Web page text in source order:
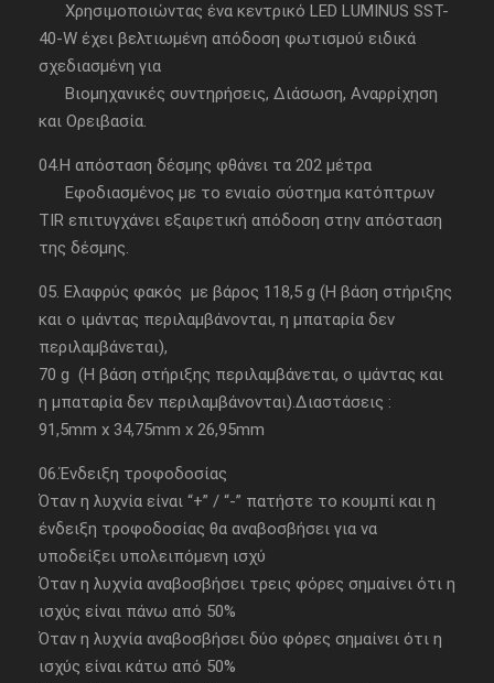
Χρησιμοποιώντας ένα κεντρικό LED LUMINUS SST-
40-W έχει βελτιωμένη απόδοση φωτισμού ειδικά
σχεδιασμένη για
Βιομηχανικές συντηρήσεις, Διάσωση, Αναρρίχηση
και Ορειβασία.
04.Η απόσταση δέσμης φθάνει τα 202 μέτρα
Εφοδιασμένος με το ενιαίο σύστημα κατόπτρων
TIR επιτυγχάνει εξαιρετική απόδοση στην απόσταση
της δέσμης.
05. Ελαφρύς φακός με βάρος 118,5 g (Η βάση στήριξης
και ο ιμάντας περιλαμβάνονται, η μπαταρία δεν
περιλαμβάνεται),
70 g (Η βάση στήριξης περιλαμβάνεται, ο ιμάντας και
η μπαταρία δεν περιλαμβάνονται).Διαστάσεις :
91,5mm x 34,75mm x 26,95mm
06.Ένδειξη τροφοδοσίας
Όταν η λυχνία είναι “+” / “-” πατήστε το κουμπί και η
ένδειξη τροφοδοσίας θα αναβοσβήσει για να
υποδείξει υπολειπόμενη ισχύ
Όταν η λυχνία αναβοσβήσει τρεις φόρες σημαίνει ότι η
ισχύς είναι πάνω από 50%
Όταν η λυχνία αναβοσβήσει δύο φόρες σημαίνει ότι η
ισχύς είναι κάτω από 50%